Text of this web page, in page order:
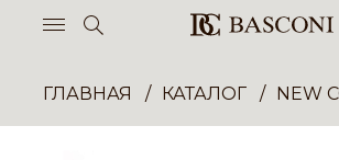
ГЛАВНАЯ КАТАЛОГ NEW